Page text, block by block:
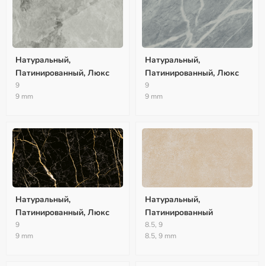
Натуральный,
Патинированный, Люкс
9
9 mm
Натуральный,
Патинированный, Люкс
9
9 mm
Натуральный,
Патинированный, Люкс
9
9 mm
Натуральный,
Патинированный
8.5, 9
8.5, 9 mm